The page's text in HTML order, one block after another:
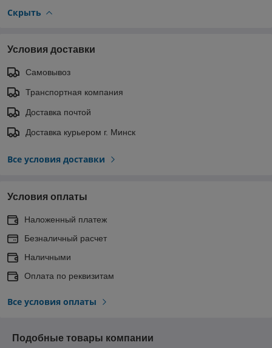
Скрыть
Условия доставки
Самовывоз
Транспортная компания
Доставка почтой
Доставка курьером г. Минск
Все условия доставки
Условия оплаты
Наложенный платеж
Безналичный расчет
Наличными
Оплата по реквизитам
Все условия оплаты
Подобные товары компании